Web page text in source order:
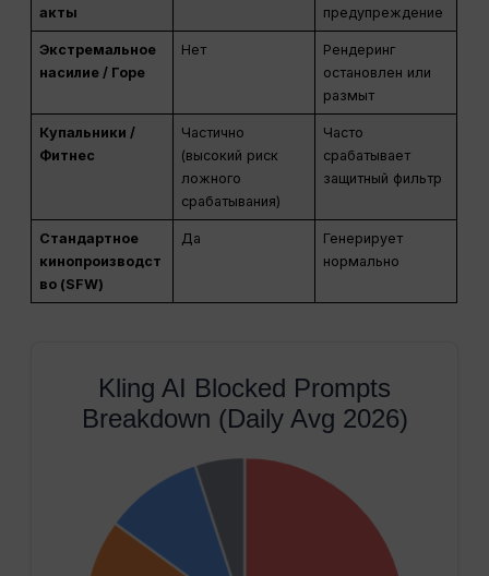
акты
предупреждение
Экстремальное
насилие / Горе
Нет
Рендеринг
остановлен или
размыт
Купальники /
Фитнес
Частично
(высокий риск
ложного
срабатывания)
Часто
срабатывает
защитный фильтр
Стандартное
кинопроизводст
во (SFW)
Да
Генерирует
нормально
Kling AI Blocked Prompts
Breakdown (Daily Avg 2026)